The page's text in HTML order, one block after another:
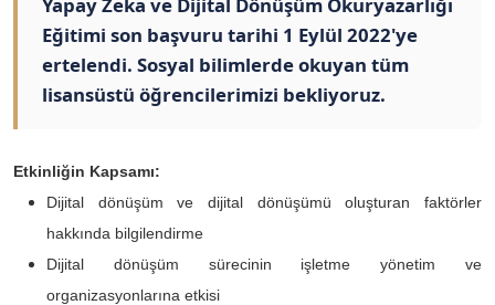
Eğitimi son başvuru tarihi 1 Eylül 2022'ye
ertelendi. Sosyal bilimlerde okuyan tüm
lisansüstü öğrencilerimizi bekliyoruz.
Etkinliğin Kapsamı:
Dijital dönüşüm ve dijital dönüşümü oluşturan faktörler
hakkında bilgilendirme
Dijital dönüşüm sürecinin işletme yönetim ve
organizasyonlarına etkisi